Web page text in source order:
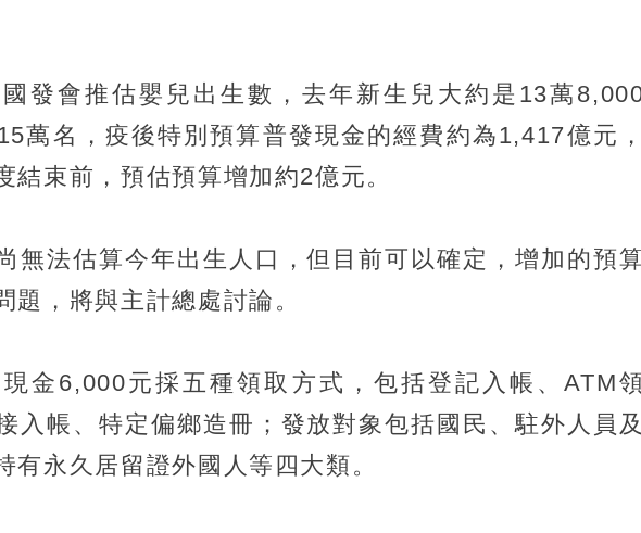
發會推估嬰兒出生數，去年新生兒大約是13萬
萬名，疫後特別預算普發現金的經費約為1,417億元，
結束前，預估預算增加約2億元。
無法估算今年出生人口，但目前可以確定，增加的預算
題，將與主計總處討論。
金6,000元採五種領取方式，包括登記入帳、ATM
入帳、特定偏鄉造冊；發放對象包括國民、駐外人員及
有永久居留證外國人等四大類。